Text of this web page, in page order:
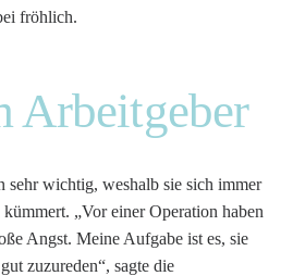
fröhlich.
Arbeitgeber
sehr wichtig, weshalb sie sich immer
„Vor einer Operation haben
Angst. Meine Aufgabe ist es, sie
zuzureden“, sagte die